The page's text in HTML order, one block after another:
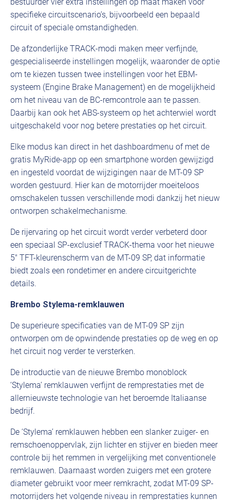
specifieke circuitscenario’s, bijvoorbeeld een bepaald
circuit of speciale omstandigheden.
De afzonderlijke TRACK-modi maken meer verfijnde,
gespecialiseerde instellingen mogelijk, waaronder de optie
om te kiezen tussen twee instellingen voor het EBM-
systeem (Engine Brake Management) en de mogelijkheid
om het niveau van de BC-remcontrole aan te passen.
Daarbij kan ook het ABS-systeem op het achterwiel wordt
uitgeschakeld voor nog betere prestaties op het circuit.
Elke modus kan direct in het dashboardmenu of met de
gratis MyRide-app op een smartphone worden gewijzigd
en ingesteld voordat de wijzigingen naar de MT-09 SP
worden gestuurd. Hier kan de motorrijder moeiteloos
omschakelen tussen verschillende modi dankzij het nieuw
ontworpen schakelmechanisme.
De rijervaring op het circuit wordt verder verbeterd door
een speciaal SP-exclusief TRACK-thema voor het nieuwe
5″ TFT-kleurenscherm van de MT-09 SP, dat informatie
biedt zoals een rondetimer en andere circuitgerichte
details.
Brembo Stylema-remklauwen
De superieure specificaties van de MT-09 SP zijn
ontworpen om de opwindende prestaties op de weg en op
het circuit nog verder te versterken.
De introductie van de nieuwe Brembo monoblock
‘Stylema’ remklauwen verfijnt de remprestaties met de
allernieuwste technologie van het beroemde Italiaanse
bedrijf.
De ‘Stylema’ remklauwen hebben een slanker zuiger- en
remschoenoppervlak, zijn lichter en stijver en bieden meer
controle bij het remmen in vergelijking met conventionele
remklauwen. Daarnaast worden zuigers met een grotere
diameter gebruikt voor meer remkracht, zodat MT-09 SP-
motorrijders het volgende niveau in remprestaties kunnen